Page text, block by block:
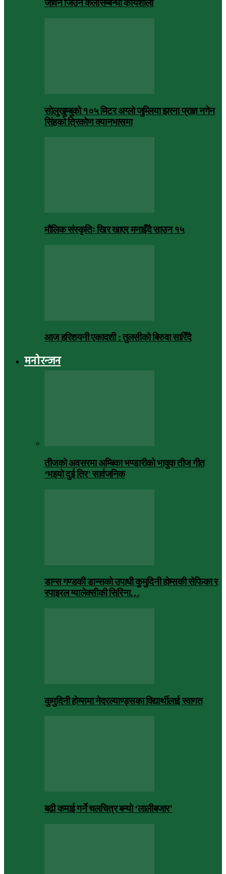
जीवन जिउने कलासम्बन्धी कार्यशाला
सोलुखुम्बुको १०५ मिटर अग्लो जुम्लिया झरना प्राज्ञ नगेन
सिंहको त्रिकोण क्यानभासमा
मौलिक संस्कृतिः खिर खाएर मनाइँदै साउन १५
आज हरिशयनी एकादशी : तुलसीको बिरुवा सारिँदै
मनोरन्जन
तीजको अवसरमा अम्बिका भण्डारीको भावुक तीज गीत
‘भइयो दुई तिर’ सार्वजनिक
डान्स गण्डकी डान्सको उपाधी कुमुदिनी होम्सकी सेफिका र
स्पाइरल ग्यालेक्सीकी सिरिना…
कुमुदिनी होम्समा नेदरल्याण्ड्सका विद्यार्थीलाई स्वागत
बढी कमाई गर्ने चलचित्र बन्यो ‘लालीबजार’